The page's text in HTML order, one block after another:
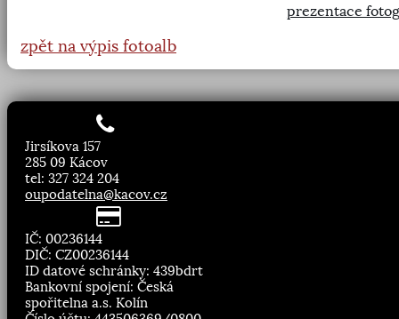
prezentace
zpět na výpis fotoalb
Jirsíkova 157
285 09 Kácov
tel: 327 324 204
oupodatelna@kacov.cz
IČ: 00236144
DIČ: CZ00236144
ID datové schránky: 439bdrt
Bankovní spojení: Česká
spořitelna a.s. Kolín